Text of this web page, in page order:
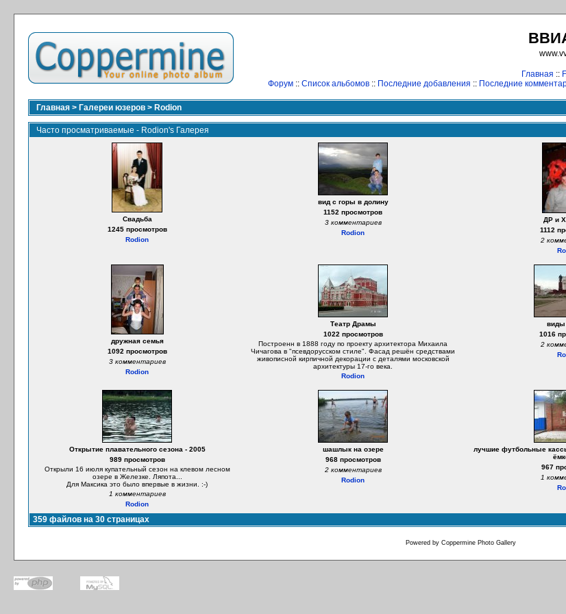
Главная ::
Форум:: Список альбомов:: Последние добавления :: Последние
Главная > Галереи юзеров > Rodion
Часто просматриваемые - Rodion's Галерея
Свадьба
1245 просмотров
Rodion
вид с горы в долину
1152 просмотров
3 комментариев
Rodion
ДР и
1112
2
дружная семья
1092 просмотров
3 комментариев
Rodion
Театр Драмы
1022 просмотров
Построенн в 1888 году по проекту архитектора Михаила
Чичагова в "псевдорусском стиле". Фасад решён средствами
живописной кирпичной декорации с деталями московской
архитектуры 17-го века.
Rodion
виды
1016
2
Открытие плавательного сезона - 2005
989 просмотров
Открыли 16 июля купательный сезон на клевом лесном
озере в Железке. Ляпота...
Для Максика это было впервые в жизни. :-)
1 комментариев
Rodion
шашлык на озере
968 просмотров
2 комментариев
Rodion
лучшие футбольные
967
1
359 файлов на 30 страницах
Powered by Coppermine Photo Gallery